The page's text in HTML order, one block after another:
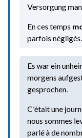
Versorgung
En ces temps
parfois négligés.
Es war ein
morgens
gesprochen.
C'était une
nous sommes
parlé à de